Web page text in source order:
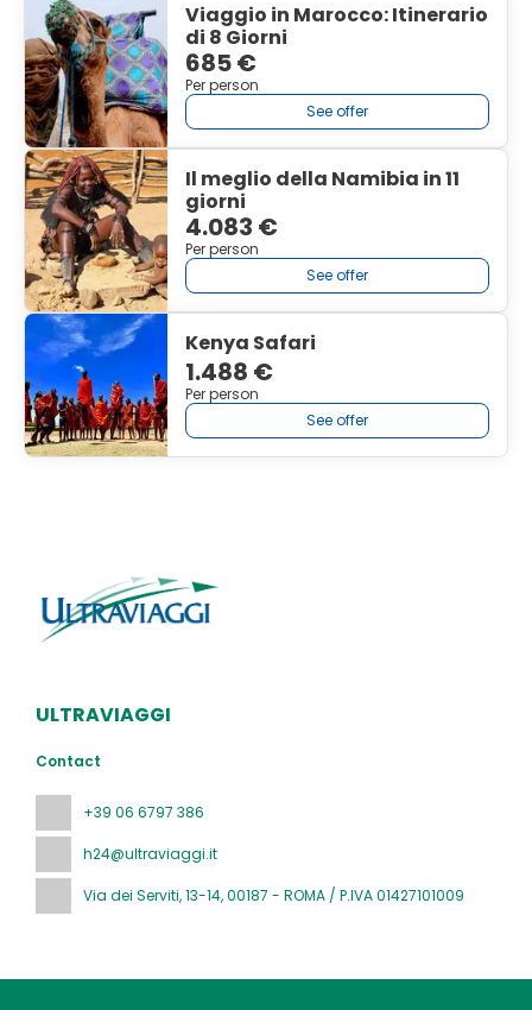
Viaggio in Marocco: Itinerario
di 8 Giorni
685 €
Per person
See offer
Il meglio della Namibia in 11
giorni
4.083 €
Per person
See offer
Kenya Safari
1.488 €
Per person
See offer
ULTRAVIAGGI
Contact
+39 06 6797 386
h24@ultraviaggi.it
Via dei Serviti, 13-14, 00187 - ROMA / P.IVA 01427101009